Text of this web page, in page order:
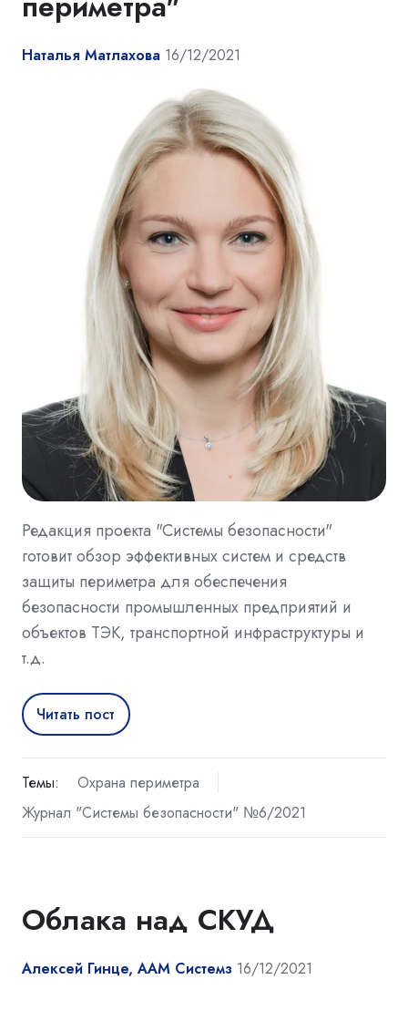
Наталья Матлахова 16/12/2021
Редакция проекта "Системы безопасности"
готовит обзор эффективных систем и средств
защиты периметра для обеспечения
безопасности промышленных предприятий и
объектов ТЭК, транспортной инфраструктуры и
т.д.
Читать пост
Темы:
Охрана периметра
Журнал "Системы безопасности" №6/2021
Облака над СКУД
Алексей Гинце, ААМ Системз 16/12/2021